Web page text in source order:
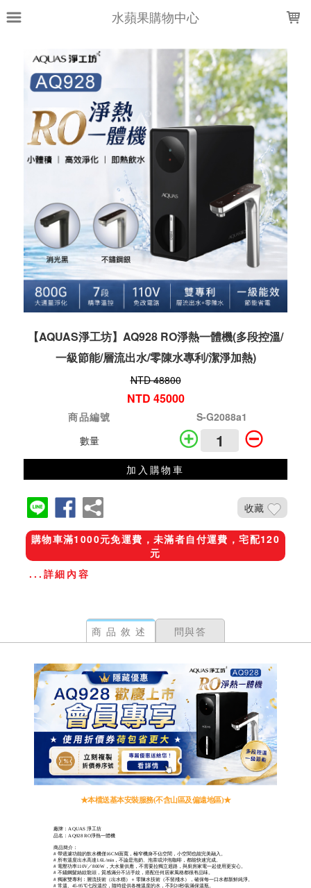
水蘋果購物中心
【AQUAS淨工坊】AQ928 RO淨熱一體機(多段控溫/
一級節能/層流出水/零陳水專利/潔淨加熱)
NTD 48800
NTD 45000
商品編號
S-G2088a1
數量
加入購物車
收藏
購物車滿1000元免運費，未滿者自付運費，宅配120
元
...詳細內容
商品敘述 問與答